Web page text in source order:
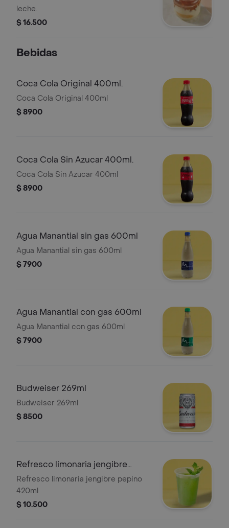
leche.
$ 16.500
Bebidas
Coca Cola Original 400ml.
Coca Cola Original 400ml
$ 8900
Coca Cola Sin Azucar 400ml.
Coca Cola Sin Azucar 400ml
$ 8900
Agua Manantial sin gas 600ml
Agua Manantial sin gas 600ml
$ 7900
Agua Manantial con gas 600ml
Agua Manantial con gas 600ml
$ 7900
Budweiser 269ml
Budweiser 269ml
$ 8500
Refresco limonaria jengibre
pepino 420ml:
Refresco limonaria jengibre pepino
420ml
$ 10.500